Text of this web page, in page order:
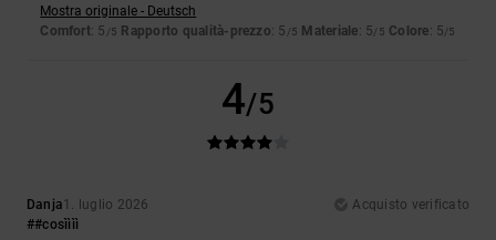
Mostra originale - Deutsch
Comfort: 5 /5 Rapporto qualità-prezzo: 5 /5 Materiale: 5/5 Colore: 5/5
4/5
Danja1. luglio 2026
Acquisto verificato
##cosìììì